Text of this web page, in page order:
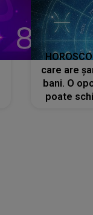
care are
bani. O
poate